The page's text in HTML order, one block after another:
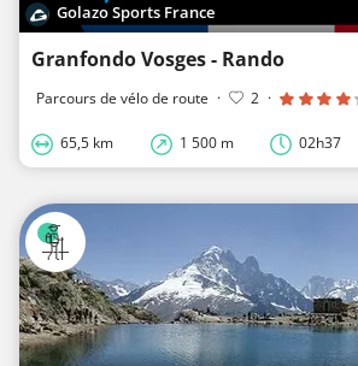
Golazo Sports France
Granfondo Vosges - Rando
Parcours de vélo de route · 2 ·
65,5 km 1 500 m 02h37